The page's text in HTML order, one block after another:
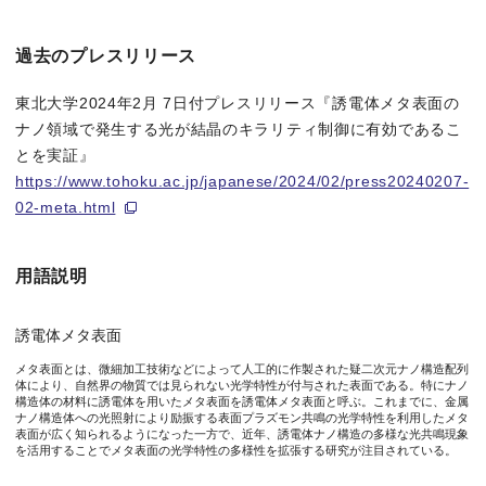
キラリティという、右手と左手の関係のように鏡合わせの構造
東北大学多元物質科学研究所の新家寛正助教と中川勝教授らの研
今回、研究グループは電磁場解析により、キラルな光場の励振
本成果は、米化学会の科学誌The Journal of Physical
図1. 本研究により示唆された光学キラリティ増強が
研究の背景
キラリティは、右手と左手の関係のように、鏡合わせの関係に
過去のプレスリリース
東北大学2024年2月 7日付プレスリリース『誘電体メタ表面の
ナノ領域で発生する光が結晶のキラリティ制御に有効であるこ
とを実証』
https://www.tohoku.ac.jp/japanese/2024/02/press20240207-
02-meta.html
用語説明
誘電体メタ表面
メタ表面とは、微細加工技術などによって人工的に作製された疑二次元ナノ構造配列
体により、自然界の物質では見られない光学特性が付与された表面である。特にナノ
構造体の材料に誘電体を用いたメタ表面を誘電体メタ表面と呼ぶ。これまでに、金属
ナノ構造体への光照射により励振する表面プラズモン共鳴の光学特性を利用したメタ
表面が広く知られるようになった一方で、近年、誘電体ナノ構造の多様な光共鳴現象
を活用することでメタ表面の光学特性の多様性を拡張する研究が注目されている。